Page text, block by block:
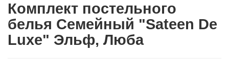
Комплект постельного
белья Семейный "Sateen De
Luxe" Эльф, Люба